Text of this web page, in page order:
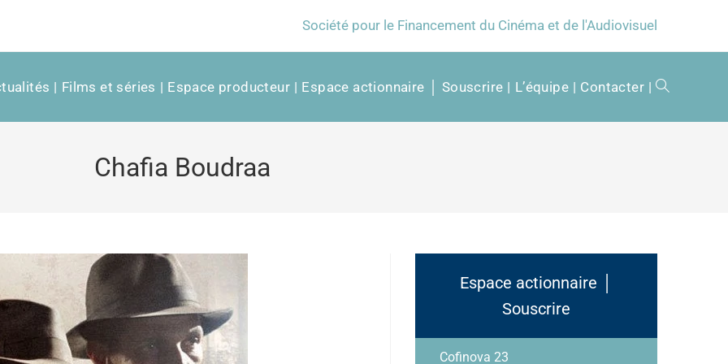
Société pour le Financement du Cinéma et de l'Audiovisuel
Films et séries Espace producteur Espace actionnaire │ Souscrire L’équipe Contacter
Chafia Boudraa
Espace actionnaire │
Souscrire
Cofinova 23